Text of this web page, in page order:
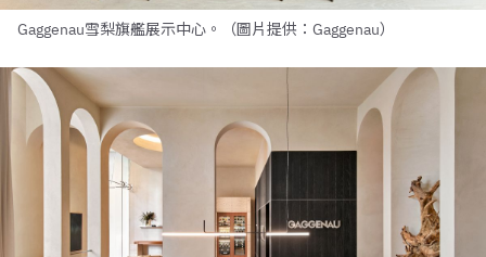
Gaggenau雪梨旗艦展示中心。（圖片提供：Gaggenau）